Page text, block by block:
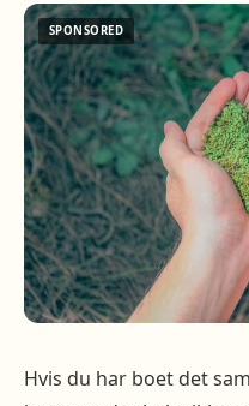
Hvis du har boet det